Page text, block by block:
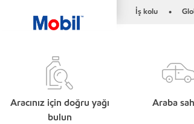
İş kolu •
Aracınız için doğru yağı
bulun
Araba